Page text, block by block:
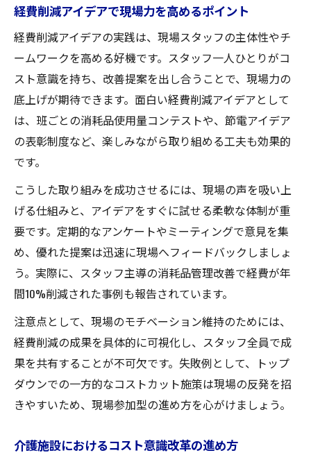
経費削減アイデアで現場力を高めるポイント
経費削減アイデアの実践は、現場スタッフの主体性やチ
ームワークを高める好機です。スタッフ一人ひとりがコ
スト意識を持ち、改善提案を出し合うことで、現場力の
底上げが期待できます。面白い経費削減アイデアとして
は、班ごとの消耗品使用量コンテストや、節電アイデア
の表彰制度など、楽しみながら取り組める工夫も効果的
です。
こうした取り組みを成功させるには、現場の声を吸い上
げる仕組みと、アイデアをすぐに試せる柔軟な体制が重
要です。定期的なアンケートやミーティングで意見を集
め、優れた提案は迅速に現場へフィードバックしましょ
う。実際に、スタッフ主導の消耗品管理改善で経費が年
間10%削減された事例も報告されています。
注意点として、現場のモチベーション維持のためには、
経費削減の成果を具体的に可視化し、スタッフ全員で成
果を共有することが不可欠です。失敗例として、トップ
ダウンでの一方的なコストカット施策は現場の反発を招
きやすいため、現場参加型の進め方を心がけましょう。
介護施設におけるコスト意識改革の進め方